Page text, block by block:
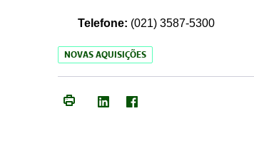
Telefone: (021) 3587-5300
NOVAS AQUISIÇÕES